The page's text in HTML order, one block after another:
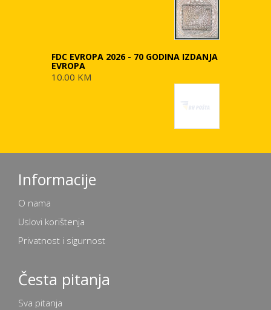
FDC EVROPA 2026 - 70 GODINA IZDANJA
EVROPA
10.00 KM
Informacije
O nama
Uslovi korištenja
Privatnost i sigurnost
Česta pitanja
Sva pitanja